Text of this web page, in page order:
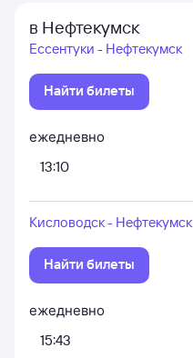
в Нефтекумск
Ессентуки - Нефтекумск
Найти билеты
ежедневно
13:10
Кисловодск - Нефтекумск
Найти билеты
ежедневно
15:43